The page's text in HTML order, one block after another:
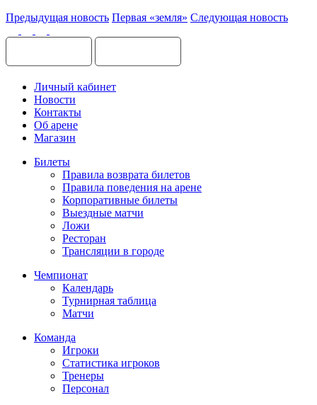
Предыдущая новость Первая «земля» Следующая новость
Личный кабинет
Новости
Контакты
Об арене
Магазин
Билеты
Правила возврата билетов
Правила поведения на арене
Корпоративные билеты
Выездные матчи
Ложи
Ресторан
Трансляции в городе
Чемпионат
Календарь
Турнирная таблица
Матчи
Команда
Игроки
Статистика игроков
Тренеры
Персонал